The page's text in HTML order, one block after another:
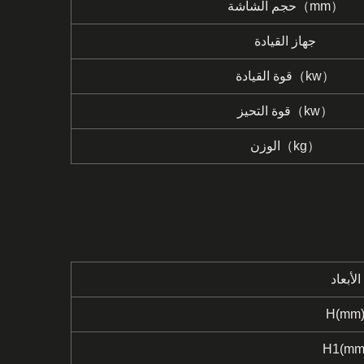
حجم الشاشة（mm）
جهاز القيادة
قوة القيادة（kw）
قوة التحيز（kw）
الوزن（kg）
الأبعاد
H(mm)